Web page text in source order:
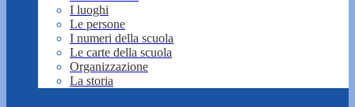
I luoghi
Le persone
I numeri della scuola
Le carte della scuola
Organizzazione
La storia